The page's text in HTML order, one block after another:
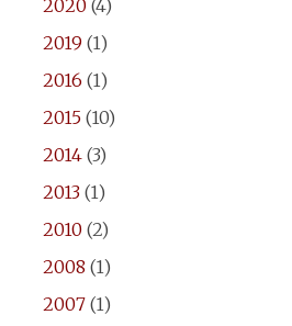
2020 (4)
2019 (1)
2016 (1)
2015(10)
2014(3)
2013(1)
2010 (2)
2008 (1)
2007(1)